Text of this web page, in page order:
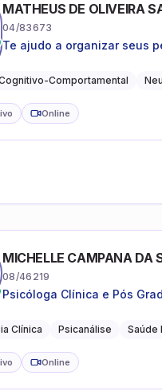
MATHEUS DE OLIVEIRA
04/83673
Te ajudo a organizar seus
clareza e sentido, com uma
Comportamental
Online
MICHELLE CAMPANA DA
08/46219
Psicóloga Clínica e Pós
Clínica Psicanálise Saúde
Online